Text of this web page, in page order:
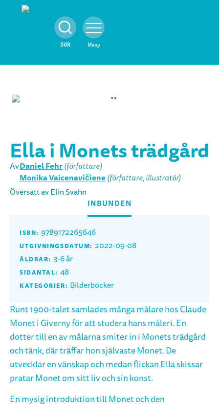
Sök
Stäng Meny
Ella i Monets trädgård
AvDaniel Fehr(författare)
Monika Vaicenavičiene (författare, illustratör)
Översatt av Elin Svahn
INBUNDEN
ISBN: 9789172265646
UTGIVNINGSDATUM: 2022-09-08
ÅLDRAR: 3-6 år
SIDANTAL: 48
KATEGORIER: Bilderböcker
Runt 1900-talet samlades många målare hos Claude
Monet i Giverny för att studera hans måleri. En
dotter till en av målarna smiter in i Monets trädgård
och tänk, där träffar hon självaste Monet. De
utvecklar en vänskap och medan flickan Ella skissar
pratar Monet om sitt liv och sin konst.
En mysig introduktion till Monet och den